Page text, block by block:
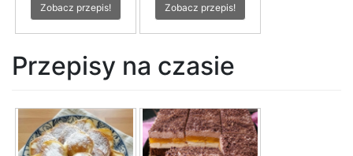
Zobacz przepis! Zobacz przepis!
Przepisy na czasie